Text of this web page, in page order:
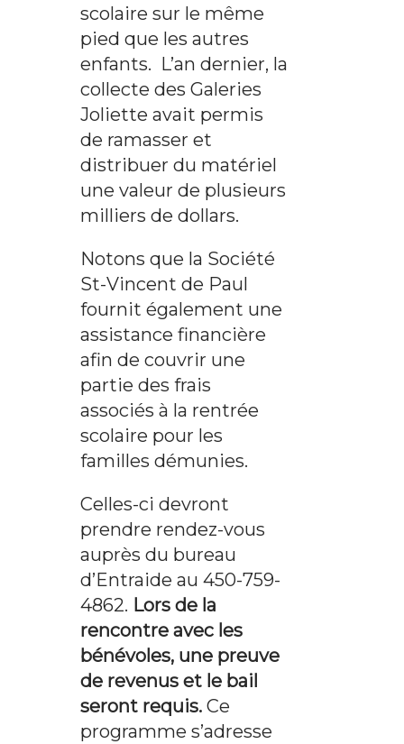
scolaire sur le même
pied que les autres
enfants. L’an dernier, la
collecte des Galeries
Joliette avait permis
de ramasser et
distribuer du matériel
une valeur de plusieurs
milliers de dollars.
Notons que la Société
St-Vincent de Paul
fournit également une
assistance financière
afin de couvrir une
partie des frais
associés à la rentrée
scolaire pour les
familles démunies.
Celles-ci devront
prendre rendez-vous
auprès du bureau
d’Entraide au 450-759-
4862. Lors de la
rencontre avec les
bénévoles, une preuve
de revenus et le bail
seront requis. Ce
programme s’adresse